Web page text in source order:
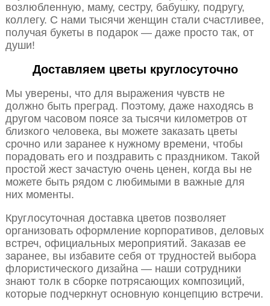
возлюбленную, маму, сестру, бабушку, подругу,
коллегу. С нами тысячи женщин стали счастливее,
получая букеты в подарок — даже просто так, от
души!
Доставляем цветы круглосуточно
Мы уверены, что для выражения чувств не
должно быть преград. Поэтому, даже находясь в
другом часовом поясе за тысячи километров от
близкого человека, вы можете заказать цветы
срочно или заранее к нужному времени, чтобы
порадовать его и поздравить с праздником. Такой
простой жест зачастую очень ценен, когда вы не
можете быть рядом с любимыми в важные для
них моменты.
Круглосуточная доставка цветов позволяет
организовать оформление корпоративов, деловых
встреч, официальных мероприятий. Заказав ее
заранее, вы избавите себя от трудностей выбора
флористического дизайна — наши сотрудники
знают толк в сборке потрясающих композиций,
которые подчеркнут основную концепцию встречи.